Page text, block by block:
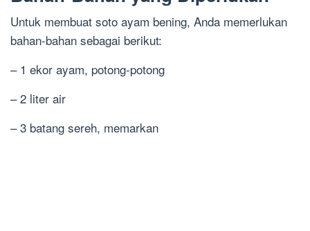
Untuk membuat soto ayam bening, Anda memerlukan
bahan-bahan sebagai berikut:
– 1 ekor ayam, potong-potong
– 2 liter air
– 3 batang sereh, memarkan